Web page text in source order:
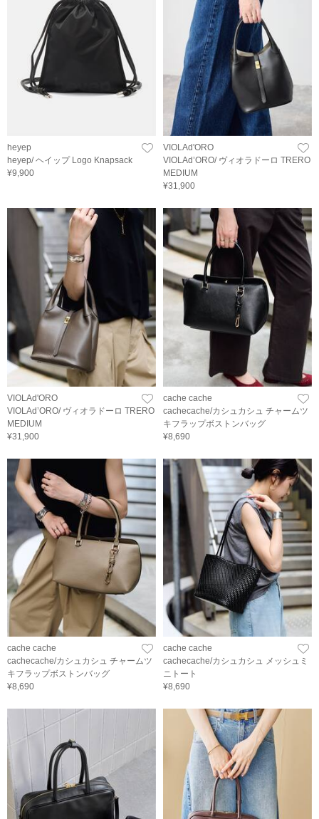
heyep
heyep/ ヘイップ Logo Knapsack
¥9,900
VIOLAd'ORO
VIOLAd’ORO/ ヴィオラドーロ TRERO
MEDIUM
¥31,900
VIOLAd'ORO
VIOLAd’ORO/ ヴィオラドーロ TRERO
MEDIUM
¥31,900
cache cache
cachecache/カシュカシュ チャームツ
キフラップボストンバッグ
¥8,690
cache cache
cachecache/カシュカシュ チャームツ
キフラップボストンバッグ
¥8,690
cache cache
cachecache/カシュカシュ メッシュミ
ニトート
¥8,690